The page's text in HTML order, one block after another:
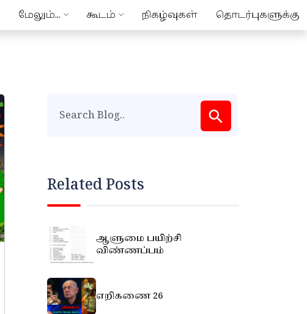
மேலும்... கூடம் நிகழ்வுகள் தொடர்புகளுக்கு
Related Posts
ஆளுமை பயிற்சி
விண்ணப்பம்
எறிகணை 26